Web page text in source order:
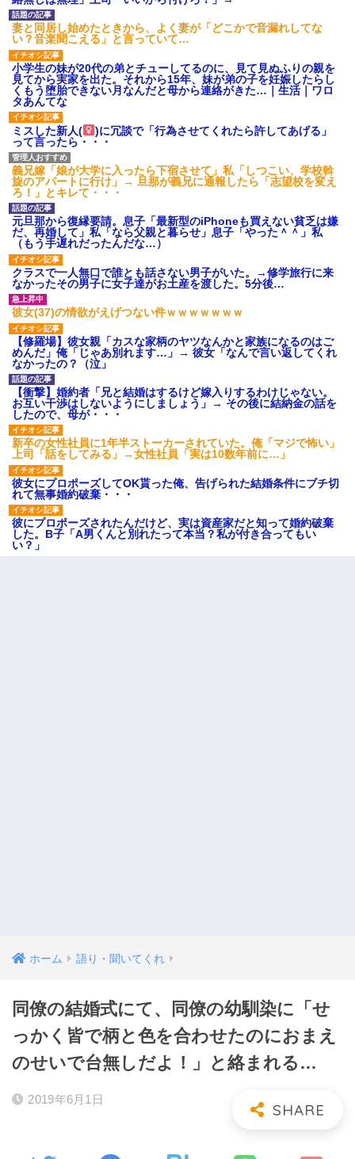
妻と同居し始めたときから、よく妻が「どこかで音漏れしてな
い？音楽聞こえる」と言っていて…
小学生の妹が20代の弟とチューしてるのに、見て見ぬふりの親を
見てから実家を出た。それから15年、妹が弟の子を妊娠したらし
くもう堕胎できない月なんだと母から連絡がきた…｜生活｜ワロ
タあんてな
ミスした新人(
)に冗談で「行為させてくれたら許してあげる」
って言ったら・・・
義兄嫁「娘が大学に入ったら下宿させて」私「しつこい、学校斡
旋のアパートに行け」→ 旦那が義兄に通報したら「志望校を変え
ろ！」とキレて・・・
元旦那から復縁要請。息子「最新型のiPhoneも買えない貧乏は嫌
だ、再婚して」私「なら父親と暮らせ」息子「やった＾＾」私
（もう手遅れだったんだな…）
クラスで一人無口で誰とも話さない男子がいた。→修学旅行に来
なかったその男子に女子達がお土産を渡した。5分後…
彼女(37)の情欲がえげつない件ｗｗｗｗｗｗｗ
【修羅場】彼女親「カスな家柄のヤツなんかと家族になるのはご
めんだ」俺「じゃあ別れます…」→ 彼女「なんで言い返してくれ
なかったの？（泣」
【衝撃】婚約者「兄と結婚はするけど嫁入りするわけじゃない。
お互い干渉はしないようにしましょう」→ その後に結納金の話を
したので、母が・・・
新卒の女性社員に1年半ストーカーされていた。俺「マジで怖い」
上司「話をしてみる」→女性社員「実は10数年前に…」
彼女にプロポーズしてOK貰った俺、告げられた結婚条件にブチ切
れて無事婚約破棄・・・
彼にプロポーズされたんだけど、実は資産家だと知って婚約破棄
した。B子「A男くんと別れたって本当？私が付き合ってもい
い？」
ホーム 語り・聞いてくれ
同僚の結婚式にて、同僚の幼馴染に「せ
っかく皆で柄と色を合わせたのにおまえ
のせいで台無しだよ！」と絡まれる…
2019年6月1日